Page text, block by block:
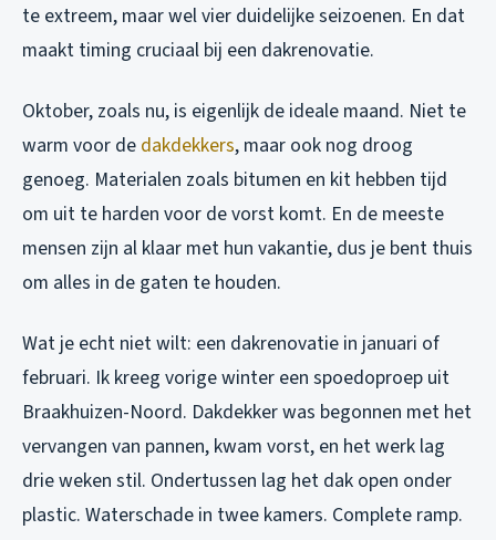
te extreem, maar wel vier duidelijke seizoenen. En dat
maakt timing cruciaal bij een dakrenovatie.
Oktober, zoals nu, is eigenlijk de ideale maand. Niet te
warm voor de dakdekkers, maar ook nog droog
genoeg. Materialen zoals bitumen en kit hebben tijd
om uit te harden voor de vorst komt. En de meeste
mensen zijn al klaar met hun vakantie, dus je bent thuis
om alles in de gaten te houden.
Wat je echt niet wilt: een dakrenovatie in januari of
februari. Ik kreeg vorige winter een spoedoproep uit
Braakhuizen-Noord. Dakdekker was begonnen met het
vervangen van pannen, kwam vorst, en het werk lag
drie weken stil. Ondertussen lag het dak open onder
plastic. Waterschade in twee kamers. Complete ramp.